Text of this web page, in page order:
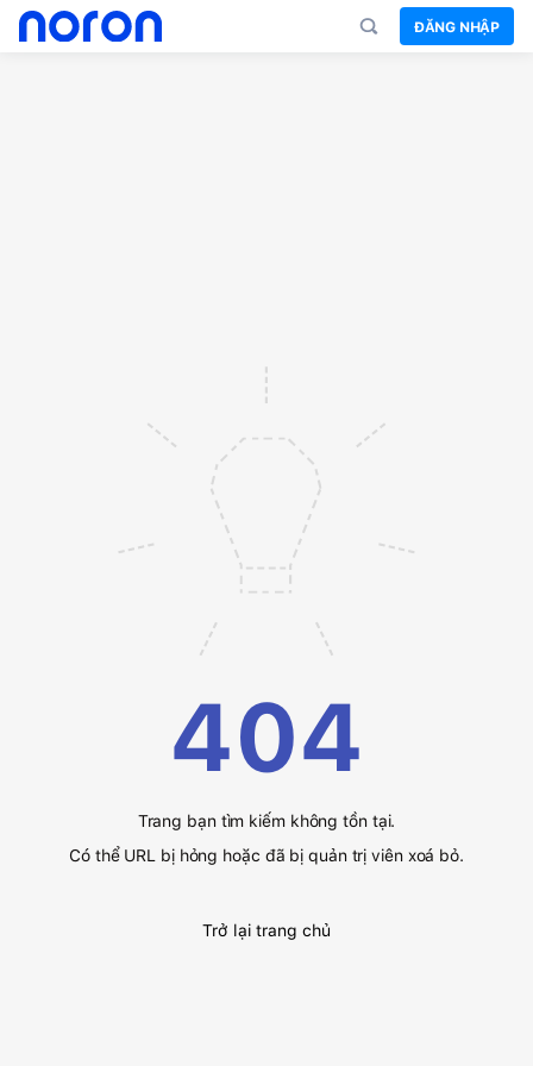
ĐĂNG NHẬP
404
Trang bạn tìm kiếm không tồn tại.
Có thể URL bị hỏng hoặc đã bị quản trị viên xoá bỏ.
Trở lại trang chủ